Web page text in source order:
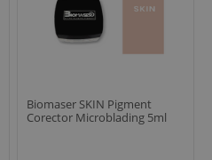
Biomaser SKIN Pigment
Corector Microblading 5ml